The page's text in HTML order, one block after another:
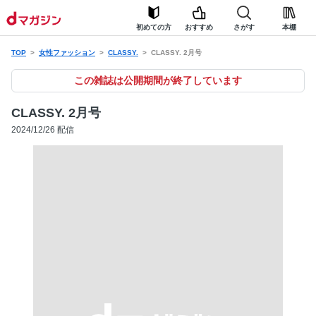
初めての方 おすすめ さがす 本棚
TOP 女性ファッション CLASSY. CLASSY. 2月号
この雑誌は公開期間が終了しています
CLASSY. 2月号
2024/12/26 配信